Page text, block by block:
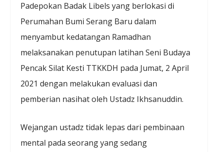
Padepokan Badak Libels yang berlokasi di
Perumahan Bumi Serang Baru dalam
menyambut kedatangan Ramadhan
melaksanakan penutupan latihan Seni Budaya
Pencak Silat Kesti TTKKDH pada Jumat, 2 April
2021 dengan melakukan evaluasi dan
pemberian nasihat oleh Ustadz Ikhsanuddin.
Wejangan ustadz tidak lepas dari pembinaan
mental pada seorang yang sedang